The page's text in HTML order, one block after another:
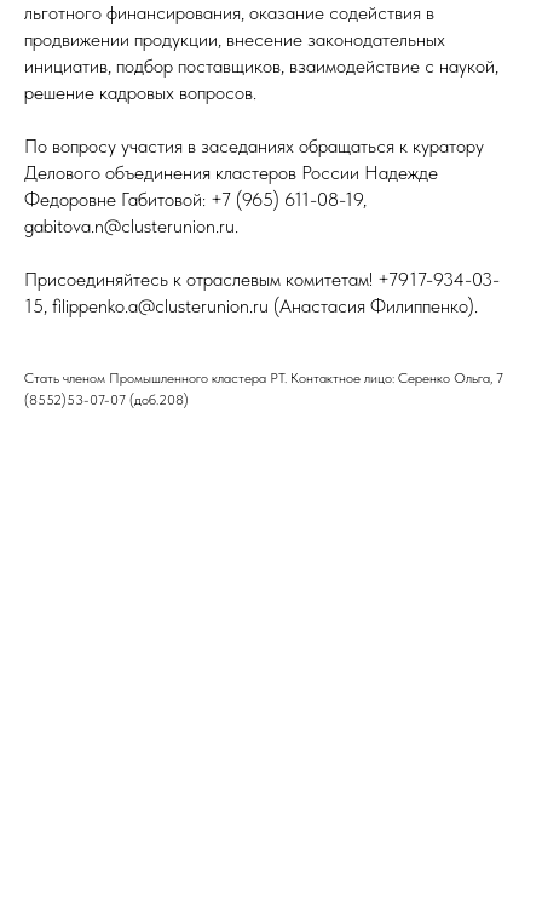
льготного финансирования, оказание содействия в
продвижении продукции, внесение законодательных
инициатив, подбор поставщиков, взаимодействие с наукой,
решение кадровых вопросов.
По вопросу участия в заседаниях обращаться к куратору
Делового объединения кластеров России Надежде
Федоровне Габитовой: +7 (965) 611-08-19,
gabitova.n@clusterunion.ru.
Присоединяйтесь к отраслевым комитетам! +7917-934-03-
15, filippenko.a@clusterunion.ru (Анастасия Филиппенко).
Стать членом Промышленного кластера РТ. Контактное лицо: Серенко Ольга, 7
(8552)53-07-07 (доб.208)